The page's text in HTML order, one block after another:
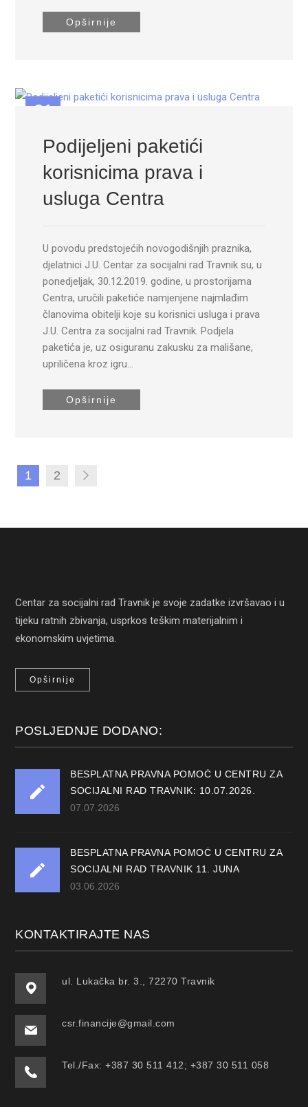
Opširnije
31
Podijeljeni paketići
korisnicima prava i
usluga Centra
U povodu predstojećih novogodišnjih praznika,
djelatnici J.U. Centar za socijalni rad Travnik su, u
ponedjeljak, 30.12.2019. godine, u prostorijama
Centra, uručili paketiće namjenjene najmlađim
članovima obitelji koje su korisnici usluga i prava
J.U. Centra za socijalni rad Travnik. Podjela
paketića je, uz osiguranu zakusku za mališane,
upriličena kroz igru…
Opširnije
1 2
Centar za socijalni rad Travnik je svoje zadatke izvršavao i u
tijeku ratnih zbivanja, usprkos teškim materijalnim i
ekonomskim uvjetima.
Opširnije
POSLJEDNJE DODANO:
BESPLATNA PRAVNA POMOĆ U CENTRU ZA
SOCIJALNI RAD TRAVNIK: 10.07.2026.
07.07.2026
BESPLATNA PRAVNA POMOĆ U CENTRU ZA
SOCIJALNI RAD TRAVNIK 11. JUNA
03.06.2026
KONTAKTIRAJTE NAS
ul. Lukačka br. 3., 72270 Travnik
csr.financije@gmail.com
Tel./Fax: +387 30 511 412; +387 30 511 058